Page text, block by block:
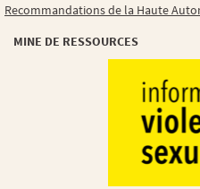
Recommandations de la Haute
MINE DE RESSOURCES